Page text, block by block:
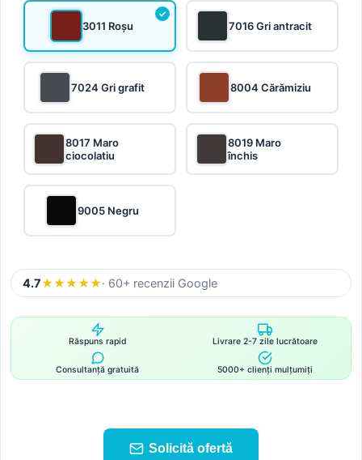
3011 Roșu 7016 Gri antracit
7024 Gri grafit 8004 Cărămiziu
8017 Maro
ciocolatiu
8019 Maro
închis
9005 Negru
4.7★★★★★· 60+ recenzii Google
Răspuns rapid Livrare 2-7 zile lucrătoare
Consultanță gratuită 5000+ clienți mulțumiți
Solicită ofertă